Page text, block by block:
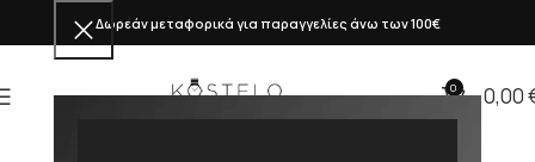
Δωρεάν μεταφορικά για παραγγελίες άνω των 100€
0 0,00